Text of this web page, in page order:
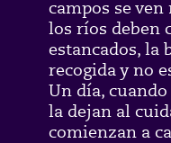
campos se
los ríos deben
estancados, la
recogida y no
Un día,
la dejan al
comienzan a